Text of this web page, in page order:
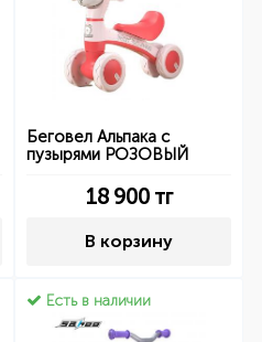
Беговел Альпака с
пузырями РОЗОВЫЙ
18 900тг
В корзину
Есть в наличии